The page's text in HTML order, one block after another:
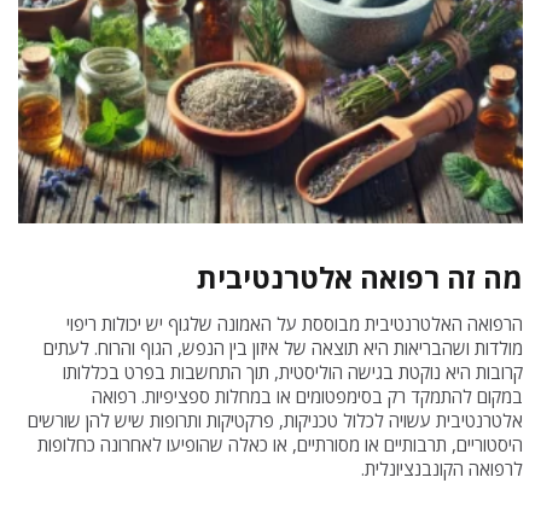
מה זה רפואה אלטרנטיבית
הרפואה האלטרנטיבית מבוססת על האמונה שלגוף יש יכולות ריפוי
מולדות ושהבריאות היא תוצאה של איזון בין הנפש, הגוף והרוח. לעתים
קרובות היא נוקטת בגישה הוליסטית, תוך התחשבות בפרט בכללותו
במקום להתמקד רק בסימפטומים או במחלות ספציפיות. רפואה
אלטרנטיבית עשויה לכלול טכניקות, פרקטיקות ותרופות שיש להן שורשים
היסטוריים, תרבותיים או מסורתיים, או כאלה שהופיעו לאחרונה כחלופות
לרפואה הקונבנציונלית.